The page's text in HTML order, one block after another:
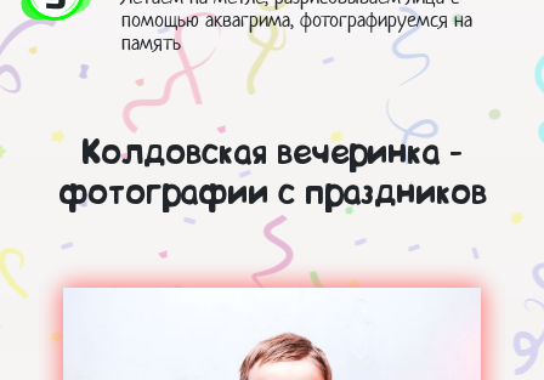
помощью аквагрима, фотографируемся на
память
Колдовская вечеринка -
фотографии с праздников